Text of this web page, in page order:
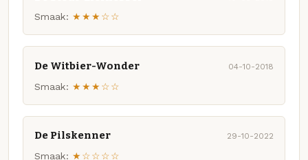
Smaak: ★★★☆☆
De Witbier-Wonder 04-10-2018
Smaak: ★★★☆☆
De Pilskenner 29-10-2022
Smaak: ★☆☆☆☆